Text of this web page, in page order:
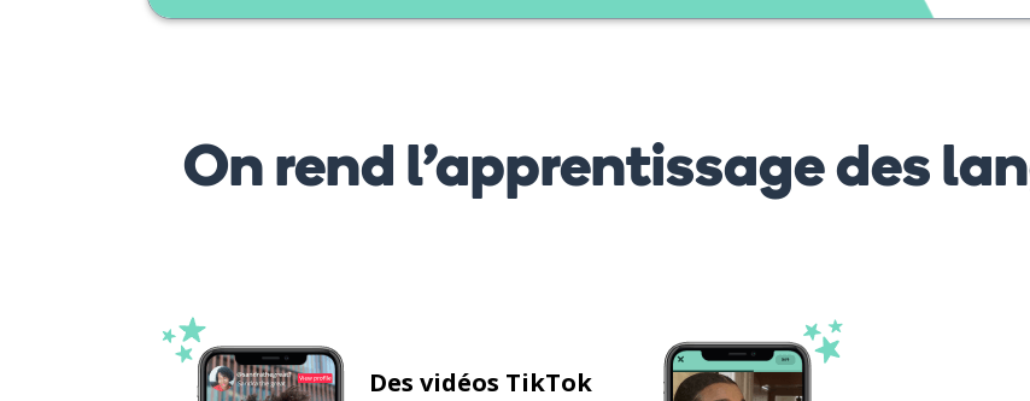
On rend l’apprentissage des
Des vidéos TikTok